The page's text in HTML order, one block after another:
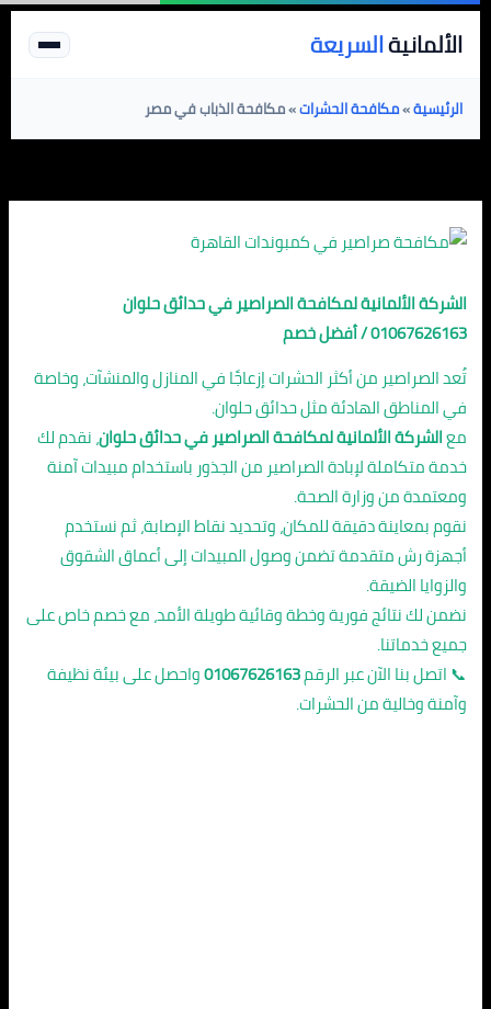
تخطي
الألمانيةالسريعة
الرئيسية»مكافحة الحشرات»مكافحة الذباب في مصر
الشركة الألمانية لمكافحة الصراصير في حدائق حلوان
01067626163 / أفضل خصم
تُعد الصراصير من أكثر الحشرات إزعاجًا في المنازل والمنشآت، وخاصة
في المناطق الهادئة مثل حدائق حلوان.
معالشركة الألمانية لمكافحة الصراصير في حدائق حلوان، نقدم لك
خدمة متكاملة لإبادة الصراصير من الجذور باستخدام مبيدات آمنة
ومعتمدة من وزارة الصحة.
نقوم بمعاينة دقيقة للمكان، وتحديد نقاط الإصابة، ثم نستخدم
أجهزة رش متقدمة تضمن وصول المبيدات إلى أعماق الشقوق
والزوايا الضيقة.
نضمن لك نتائج فورية وخطة وقائية طويلة الأمد، مع خصم خاص على
جميع خدماتنا.
📞 اتصل بنا الآن عبر الرقم01067626163واحصل على بيئة نظيفة
وآمنة وخالية من الحشرات.